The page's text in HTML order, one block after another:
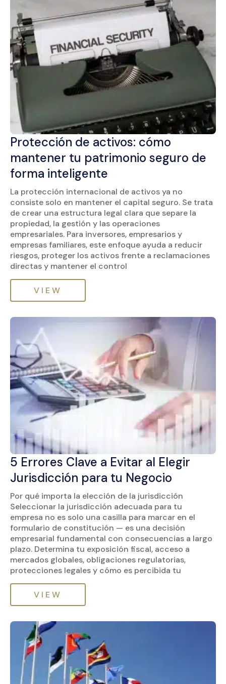
Protección de activos: cómo
mantener tu patrimonio seguro de
forma inteligente
La protección internacional de activos ya no
consiste solo en mantener el capital seguro. Se trata
de crear una estructura legal clara que separe la
propiedad, la gestión y las operaciones
empresariales. Para inversores, empresarios y
empresas familiares, este enfoque ayuda a reducir
riesgos, proteger los activos frente a reclamaciones
directas y mantener el control
VIEW
5 Errores Clave a Evitar al Elegir
Jurisdicción para tu Negocio
Por qué importa la elección de la jurisdicción
Seleccionar la jurisdicción adecuada para tu
empresa no es solo una casilla para marcar en el
formulario de constitución — es una decisión
empresarial fundamental con consecuencias a largo
plazo. Determina tu exposición fiscal, acceso a
mercados globales, obligaciones regulatorias,
protecciones legales y cómo es percibida tu
VIEW